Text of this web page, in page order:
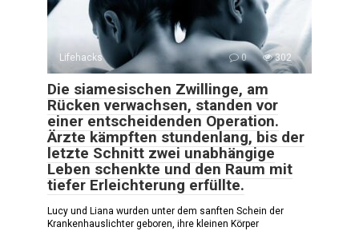
Lifehacks 0 302
Die siamesischen Zwillinge, am
Rücken verwachsen, standen vor
einer entscheidenden Operation.
Ärzte kämpften stundenlang, bis der
letzte Schnitt zwei unabhängige
Leben schenkte und den Raum mit
tiefer Erleichterung erfüllte.
Lucy und Liana wurden unter dem sanften Schein der
Krankenhauslichter geboren, ihre kleinen Körper